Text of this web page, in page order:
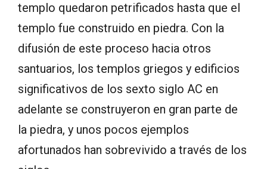
templo quedaron petrificados hasta que el
templo fue construido en piedra. Con la
difusión de este proceso hacia otros
santuarios, los templos griegos y edificios
significativos de los sexto siglo AC en
adelante se construyeron en gran parte de
la piedra, y unos pocos ejemplos
afortunados han sobrevivido a través de los